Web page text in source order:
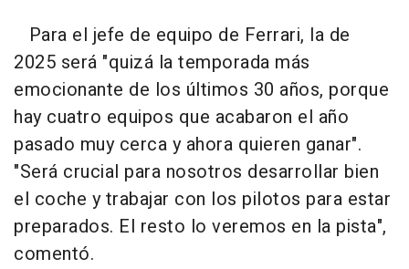
Para el jefe de equipo de Ferrari, la de
2025 será "quizá la temporada más
emocionante de los últimos 30 años, porque
hay cuatro equipos que acabaron el año
pasado muy cerca y ahora quieren ganar".
"Será crucial para nosotros desarrollar bien
el coche y trabajar con los pilotos para estar
preparados. El resto lo veremos en la pista",
comentó.